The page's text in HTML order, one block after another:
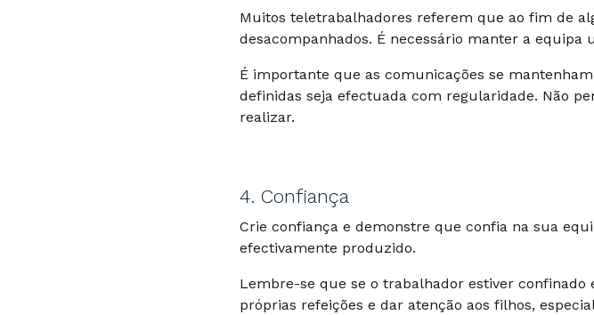
Muitos teletrabalhadores referem que ao fim de
desacompanhados. É necessário manter a equipa
É importante que as comunicações se
definidas seja efectuada com regularidade. Não
realizar.
4. Confiança
Crie confiança e demonstre que confia na sua
efectivamente produzido.
Lembre-se que se o trabalhador estiver
próprias refeições e dar atenção aos filhos,